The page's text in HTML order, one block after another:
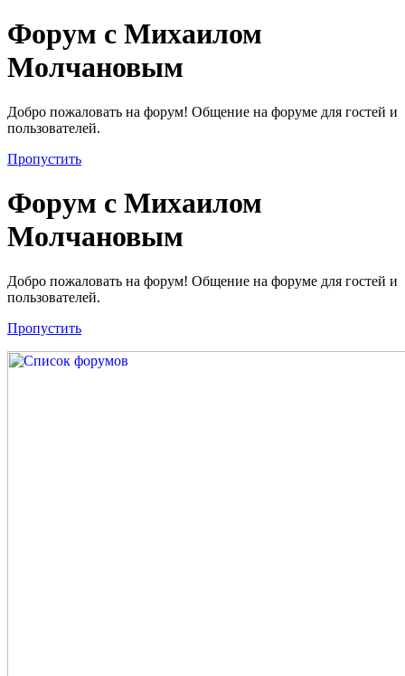
Форум с Михаилом
Молчановым
Добро пожаловать на форум! Общение на форуме для гостей и
пользователей.
Пропустить
Форум с Михаилом
Молчановым
Добро пожаловать на форум! Общение на форуме для гостей и
пользователей.
Пропустить